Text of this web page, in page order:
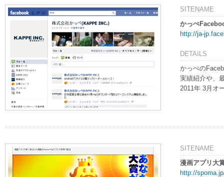
SITENAME
かっぺ
http://ja-
DETAILS
かっぺの
実績紹介や、
2011年 3月オ
SITENAME
漫画アプリ大
http://